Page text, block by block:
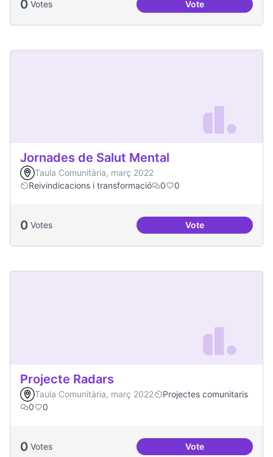
0 Votes VoteUna única Festa
Jornades de Salut Mental
Taula Comunitària, març 2022
Reivindicacions i transformació
0 0
0 Votes VoteJornades de Salut
Projecte Radars
Taula Comunitària, març 2022
Projectes comunitaris
0
0
0 Votes VoteProjecte Radars